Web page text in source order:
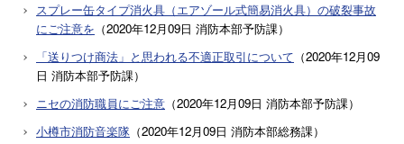
スプレー缶タイプ消火具（エアゾール式簡易消火具）の破裂事故
にご注意を （2020年12月09日 消防本部予防課）
「送りつけ商法」と思われる不適正取引について （2020年12月09
日 消防本部予防課）
ニセの消防職員にご注意 （2020年12月09日 消防本部予防課）
小樽市消防音楽隊 （2020年12月09日 消防本部総務課）